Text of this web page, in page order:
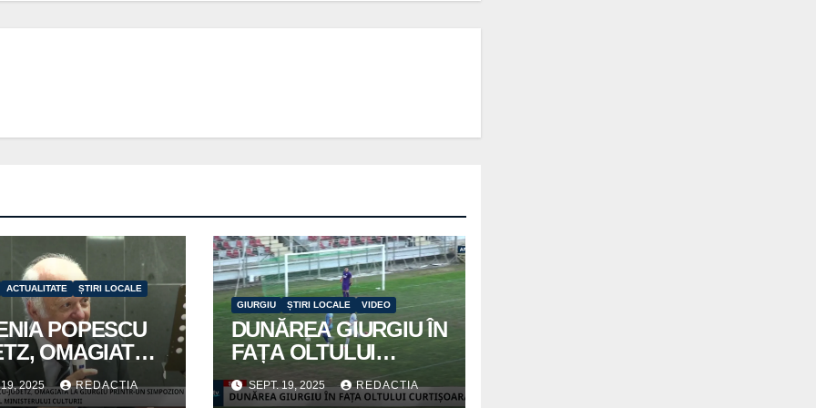
ACTUALITATE
ȘTIRI LOCALE
POPESCU
OMAGIATĂ
2025 REDACTIA
GIURGIU ȘTIRI LOCALE VIDEO
DUNĂREA GIURGIU ÎN
FAȚA OLTULUI
CURTIȘOARA
SEPT. 19, 2025 REDACTIA